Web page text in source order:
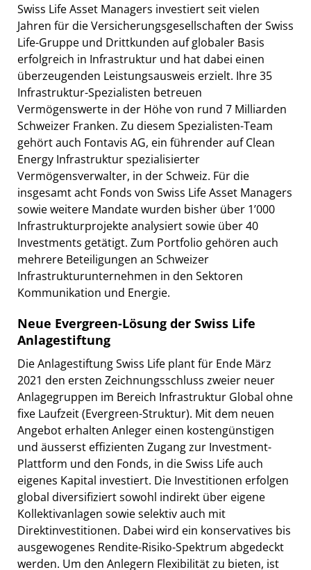
Swiss Life Asset Managers investiert seit vielen
Jahren für die Versicherungsgesellschaften der Swiss
Life-Gruppe und Drittkunden auf globaler Basis
erfolgreich in Infrastruktur und hat dabei einen
überzeugenden Leistungsausweis erzielt. Ihre 35
Infrastruktur-Spezialisten betreuen
Vermögenswerte in der Höhe von rund 7 Milliarden
Schweizer Franken. Zu diesem Spezialisten-Team
gehört auch Fontavis AG, ein führender auf Clean
Energy Infrastruktur spezialisierter
Vermögensverwalter, in der Schweiz. Für die
insgesamt acht Fonds von Swiss Life Asset Managers
sowie weitere Mandate wurden bisher über 1’000
Infrastrukturprojekte analysiert sowie über 40
Investments getätigt. Zum Portfolio gehören auch
mehrere Beteiligungen an Schweizer
Infrastrukturunternehmen in den Sektoren
Kommunikation und Energie.
Neue Evergreen-Lösung der Swiss Life
Anlagestiftung
Die Anlagestiftung Swiss Life plant für Ende März
2021 den ersten Zeichnungsschluss zweier neuer
Anlagegruppen im Bereich Infrastruktur Global ohne
fixe Laufzeit (Evergreen-Struktur). Mit dem neuen
Angebot erhalten Anleger einen kostengünstigen
und äusserst effizienten Zugang zur Investment-
Plattform und den Fonds, in die Swiss Life auch
eigenes Kapital investiert. Die Investitionen erfolgen
global diversifiziert sowohl indirekt über eigene
Kollektivanlagen sowie selektiv auch mit
Direktinvestitionen. Dabei wird ein konservatives bis
ausgewogenes Rendite-Risiko-Spektrum abgedeckt
werden. Um den Anlegern Flexibilität zu bieten, ist